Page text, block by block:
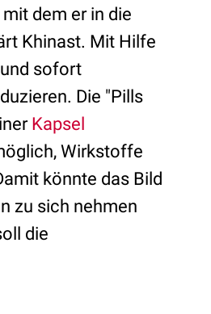
dem er in die
Khinast. Mit Hilfe
sofort
Die "Pills
Kapsel
Wirkstoffe
könnte das Bild
zu sich nehmen
die